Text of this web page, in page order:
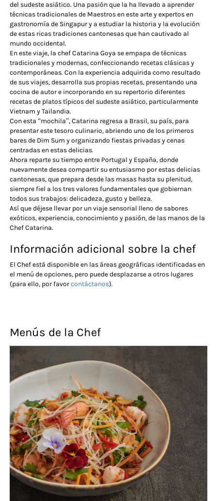
del sudeste asiático. Una pasión que la ha llevado a aprender
técnicas tradicionales de Maestros en este arte y expertos en
gastronomía de Singapur y a estudiar la historia y la evolución
de estas ricas tradiciones cantonesas que han cautivado al
mundo occidental.
En este viaje, la chef Catarina Goya se empapa de técnicas
tradicionales y modernas, confeccionando recetas clásicas y
contemporáneas. Con la experiencia adquirida como resultado
de sus viajes, desarrolla sus propias recetas, presentando una
cocina de autor e incorporando en su repertorio diferentes
recetas de platos típicos del sudeste asiático, particularmente
Vietnam y Tailandia.
Con esta “mochila”, Catarina regresa a Brasil, su país, para
presentar este tesoro culinario, abriendo uno de los primeros
bares de Dim Sum y organizando fiestas privadas y cenas
centradas en estas delicias.
Ahora reparte su tiempo entre Portugal y España, donde
nuevamente desea compartir su entusiasmo por estas delicias
cantonesas, que prepara desde las masas hasta su plenitud,
siempre fiel a los tres valores fundamentales que gobiernan
todos sus trabajos: delicadeza, gusto y belleza.
Así que déjese llevar por un viaje sensorial lleno de sabores
exóticos, experiencia, conocimiento y pasión, de las manos de la
Chef Catarina.
Información adicional sobre la chef
El Chef está disponible en las áreas geográficas identificadas en
el menú de opciones, pero puede desplazarse a otros lugares
(para ello, por favorcontáctanos).
Menús de la Chef